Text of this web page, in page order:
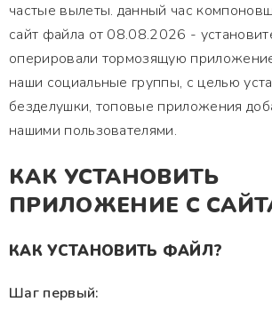
частые вылеты. данный час
сайт файла от 08.08.2026 -
оперировали тормозящую
наши социальные группы, с целью
безделушки, топовые приложения
нашими пользователями.
КАК УСТАНОВИТЬ
ПРИЛОЖЕНИЕ С
КАК УСТАНОВИТЬ ФАЙЛ?
Шаг первый: